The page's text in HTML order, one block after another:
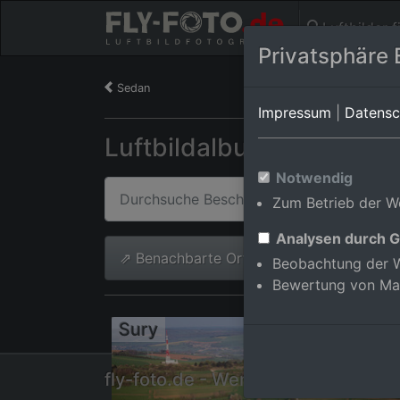
Luftbilder
Sedan
Luftbildalbum von Sury
⇗ Benachbarte Orte
Sury
fly-foto.de - Werner Riehm
Privatsphäre
Impressum
Notwendig
Zum Betrieb der
Analysen durch
Beobachtung der
Bewertung von